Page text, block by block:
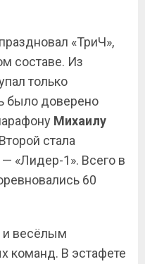
«ТриЧ»,
составе. Из
только
было доверено
Михаилу
стала
«Лидер-1». Всего в
60
весёлым
команд. В эстафете